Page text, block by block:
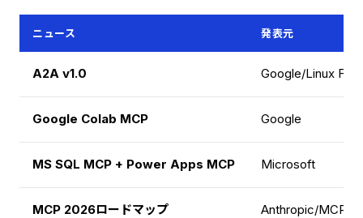
ニュース 発表元
A2A v1.0 Google/Linux
Google Colab MCP Google
MS SQL MCP + Power Apps MCP Microsoft
MCP 2026ロードマップ Anthropic/MCP